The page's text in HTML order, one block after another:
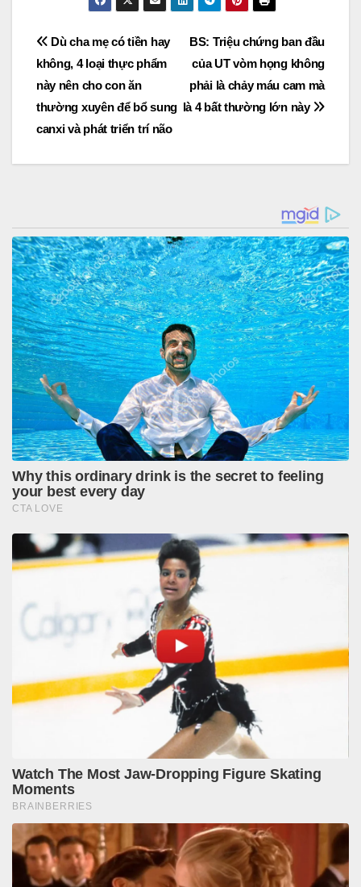
Post
navigation
BS: Triệu chứng ban đầu
của UT vòm họng không
phải là chảy máu cam mà
là 4 bất thường lớn này
Dù cha mẹ có tiền hay
không, 4 loại thực phẩm
này nên cho con ăn
thường xuyên để bổ sung
canxi và phát triển trí não